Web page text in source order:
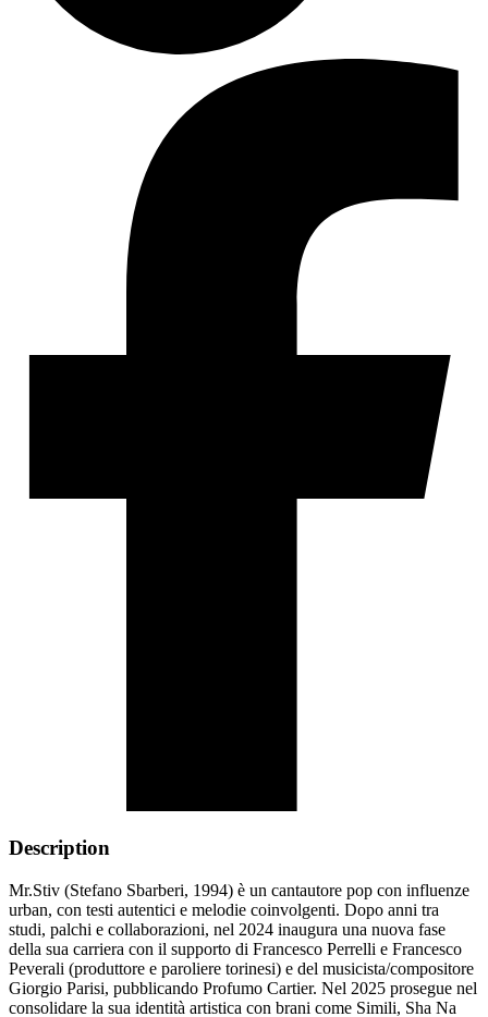
Description
Mr.Stiv (Stefano Sbarberi, 1994) è un cantautore pop con influenze
urban, con testi autentici e melodie coinvolgenti. Dopo anni tra
studi, palchi e collaborazioni, nel 2024 inaugura una nuova fase
della sua carriera con il supporto di Francesco Perrelli e Francesco
Peverali (produttore e paroliere torinesi) e del musicista/compositore
Giorgio Parisi, pubblicando Profumo Cartier. Nel 2025 prosegue nel
consolidare la sua identità artistica con brani come Simili, Sha Na